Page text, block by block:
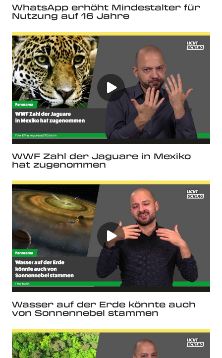
WhatsApp erhöht Mindestalter für
Nutzung auf 16 Jahre
WWF Zahl der Jaguare in Mexiko
hat zugenommen
Wasser auf der Erde könnte auch
von Sonnennebel stammen